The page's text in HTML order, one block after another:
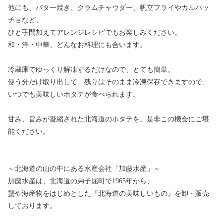
他にも、バター焼き、クラムチャウダー、帆立フライやカルパッ
チョなど、
ひと手間加えてアレンジレシピでもお楽しみください。
和・洋・中華、どんなお料理にも合います。
冷蔵庫でゆっくり解凍するだけなので、とても簡単。
使う分だけ取り出して、残りはそのまま冷凍保存できますので、
いつでも美味しいホタテが食べられます。
甘み、旨みが凝縮された北海道のホタテを、是非この機会にご堪
能ください。
～北海道の山の中にある水産会社「加藤水産」～
加藤水産は、北海道の弟子屈町で1965年から、
蟹や海産物をはじめとした『北海道の美味しいもの』を卸・販売
しております。